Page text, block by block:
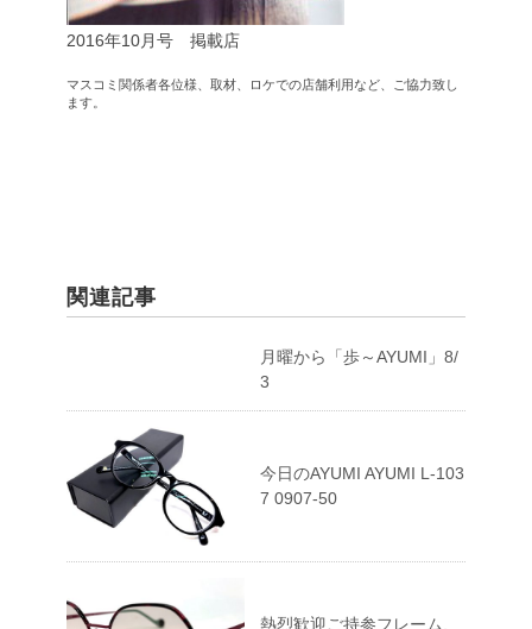
2016年10月号 掲載店
マスコミ関係者各位様、取材、ロケでの店舗利用など、ご協力致し
ます。
関連記事
月曜から「歩～AYUMI」8/
3
今日のAYUMI AYUMI L-103
7 0907-50
熱烈歓迎ご持参フレーム、